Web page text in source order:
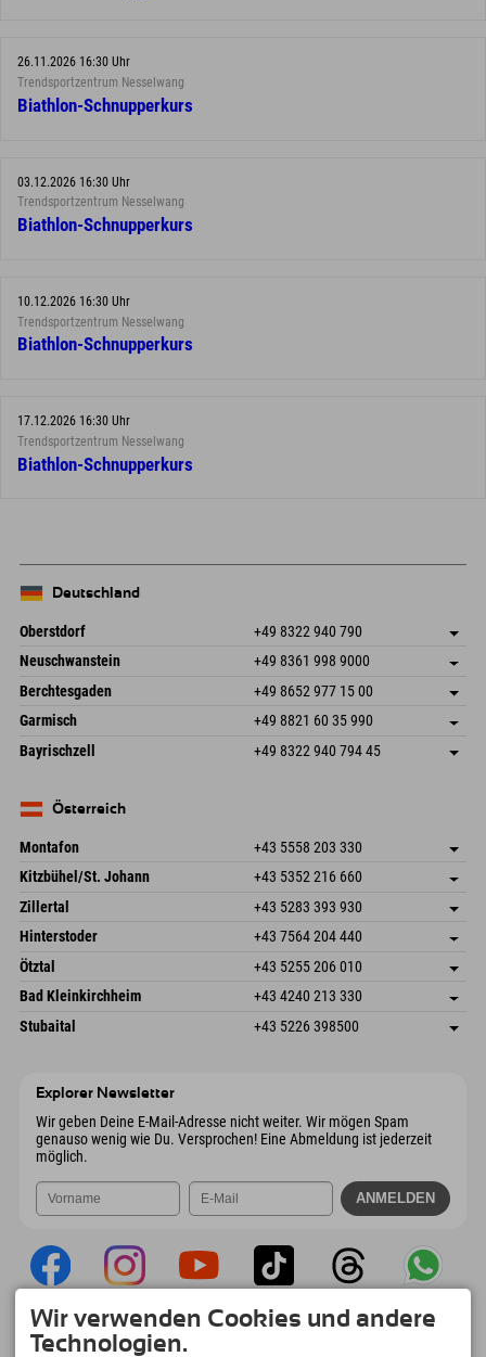
26.11.2026 16:30 Uhr
Trendsportzentrum Nesselwang
Biathlon-Schnupperkurs
03.12.2026 16:30 Uhr
Trendsportzentrum Nesselwang
Biathlon-Schnupperkurs
10.12.2026 16:30 Uhr
Trendsportzentrum Nesselwang
Biathlon-Schnupperkurs
17.12.2026 16:30 Uhr
Trendsportzentrum Nesselwang
Biathlon-Schnupperkurs
Deutschland
Oberstdorf +49 8322 940 790
An der Breitach 3
Deutschland
Adresse speichern
Buchen
Neuschwanstein +49 8361 998 9000
An der Riese 45
87484 Nesselwang im Allgäu
Deutschland
Adresse speichern
Buchen
Berchtesgaden +49 8652 977 15 00
Hofreitstr. 7
Deutschland
Adresse speichern
Buchen
Garmisch +49 8821 60 35 990
Frickenstraße 22
82490 Farchant
Adresse speichern
Bayrischzell +49 8322 940 794 45
Deutschland
Österreich
Montafon +43 5558 203 330
Dorfstr. 127b
6793 Gaschurn/Montafon
Österreich
Adresse speichern
Buchen
Kitzbühel/St. Johann +43 5352 216 660
Speckbacherstraße 87
Österreich
Adresse speichern
Buchen
Zillertal +43 5283 393 930
Schmiedau 2
Österreich
Adresse speichern
Buchen
Hinterstoder +43 7564 204 440
Freizeitpark 10
Österreich
Adresse speichern
Buchen
Ötztal +43 5255 206 010
Gscheat 14
Österreich
Adresse speichern
Buchen
Bad Kleinkirchheim +43 4240 213 330
Dorfstraße 24
Adresse speichern
Stubaital +43 5226 398500
Explorer Newsletter
Wir geben Deine E-Mail-Adresse nicht weiter. Wir mögen Spam
genauso wenig wie Du. Versprochen! Eine Abmeldung ist jederzeit
möglich.
Explorer App
Wir verwenden Cookies und andere
Technologien.